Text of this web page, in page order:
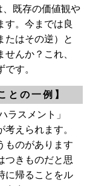
、既存の価値観や
す。今までは良
たはその逆）と
んか？これ、
す。
との一例】
ラスメント」
えられます。
ものがあります
つきものだと思
に帰ることをル